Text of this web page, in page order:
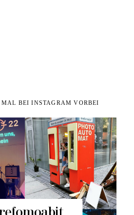
BEI INSTAGRAM VORBEI